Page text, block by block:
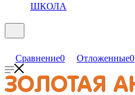
ШКОЛА
Сравнение0 Отложенные0